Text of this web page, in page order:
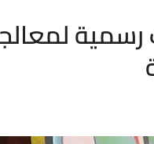
رسمية